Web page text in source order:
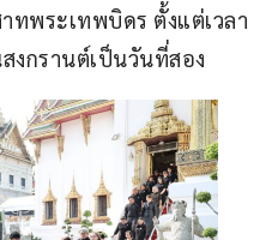
ทพระเทพบิดร ตั้งแต่เวลา
งกรานต์เป็นวันที่สอง